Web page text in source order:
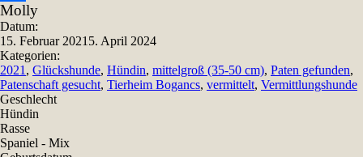
Teilen
Molly
Datum:
15. Februar 2021 5. April 2024
Kategorien:
2021 , Glückshunde, Hündin, mittelgroß (35-50 cm), Paten gefunden,
Patenschaft gesucht, Tierheim Bogancs, vermittelt, Vermittlungshunde
Geschlecht
Hündin
Rasse
Spaniel - Mix